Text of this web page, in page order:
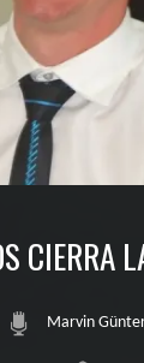
CIERRA
Marvin